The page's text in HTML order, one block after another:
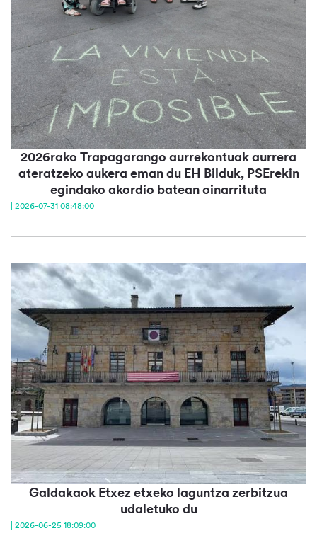
2026rako Trapagarango aurrekontuak aurrera
ateratzeko aukera eman du EH Bilduk, PSErekin
egindako akordio batean oinarrituta
| 2026-07-31 08:48:00
Galdakaok Etxez etxeko laguntza zerbitzua
udaletuko du
| 2026-06-25 18:09:00